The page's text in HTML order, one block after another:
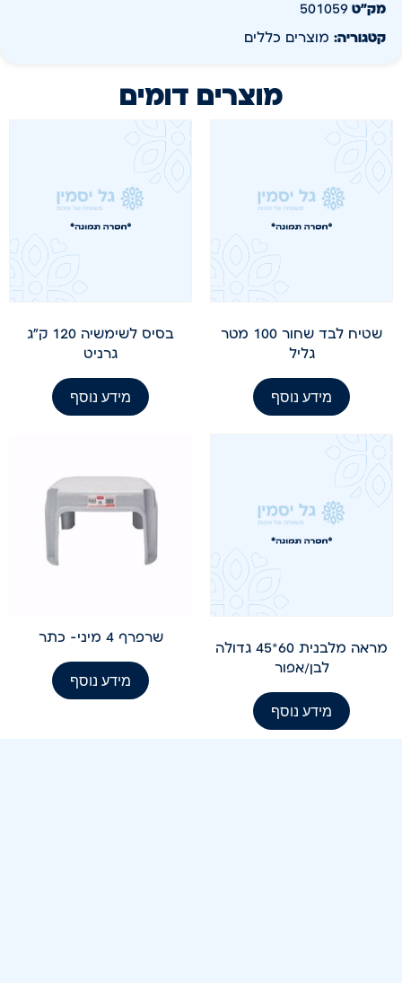
מק״ט 501059
קטגוריה: מוצרים כללים
מוצרים דומים
שטיח לבד שחור 100 מטר
גליל
מידע נוסף
בסיס לשימשיה 120 ק"ג
גרניט
מידע נוסף
מראה מלבנית 60*45 גדולה
לבן/אפור
מידע נוסף
שרפרף 4 מיני- כתר
מידע נוסף